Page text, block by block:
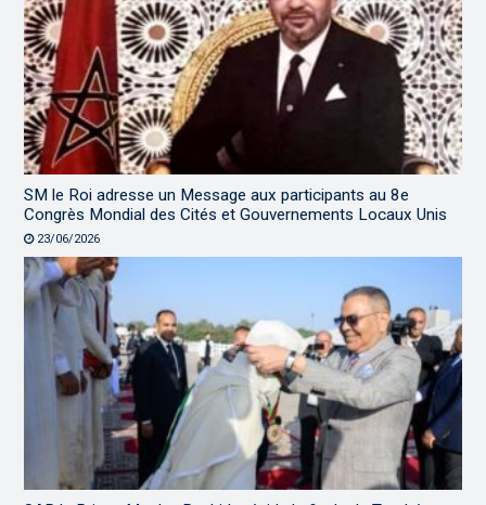
SM le Roi adresse un Message aux participants au 8e
Congrès Mondial des Cités et Gouvernements Locaux Unis
23/06/2026